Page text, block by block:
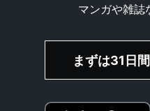
マンガや雑誌
まずは31日